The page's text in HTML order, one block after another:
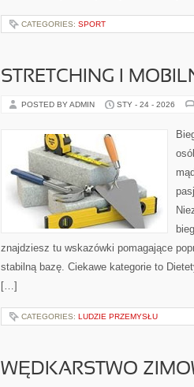
CATEGORIES: SPORT
STRETCHING I
POSTED BY ADMIN STY - 24 - 2026
znajdziesz tu wskazówki pomagające
stabilną bazę. Ciekawe kategorie to
[…]
CATEGORIES: LUDZIE PRZEMYSŁU
WĘDKARSTWO